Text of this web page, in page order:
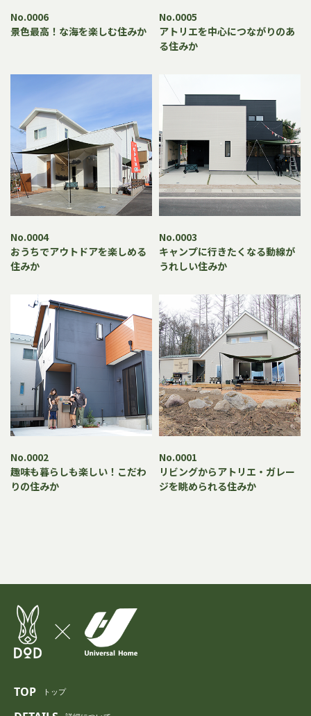
No.0006
景色最高！な海を楽しむ住みか
No.0005
アトリエを中心につながりのあ
る住みか
No.0004
おうちでアウトドアを楽しめる
住みか
No.0003
キャンプに行きたくなる動線が
うれしい住みか
No.0002
趣味も暮らしも楽しい！こだわ
りの住みか
No.0001
リビングからアトリエ・ガレー
ジを眺められる住みか
TOP トップ